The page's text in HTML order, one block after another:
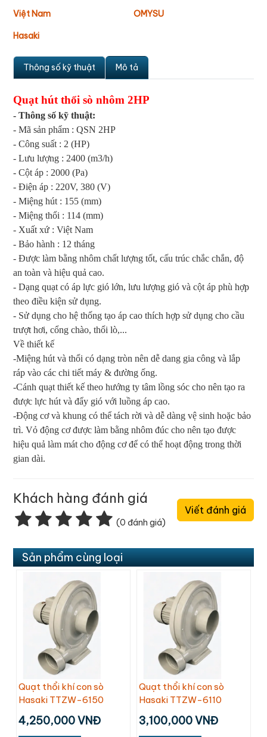
Việt Nam OMYSU
Hasaki
Thông số kỹ thuật Mô tả
Quạt hút thổi sò nhôm 2HP
- Thông số kỹ thuật:
- Mã sản phẩm : QSN 2HP
- Công suất : 2 (HP)
- Lưu lượng : 2400 (m3/h)
- Cột áp : 2000 (Pa)
- Điện áp : 220V, 380 (V)
- Miệng hút : 155 (mm)
- Miệng thổi : 114 (mm)
- Xuất xứ : Việt Nam
- Bảo hành : 12 tháng
- Được làm bằng nhôm chất lượng tốt, cấu trúc chắc chắn, độ
an toàn và hiệu quả cao.
- Dạng quạt có áp lực gió lớn, lưu lượng gió và cột áp phù hợp
theo điều kiện sử dụng.
- Sử dụng cho hệ thống tạo áp cao thích hợp sử dụng cho cầu
trượt hơi, cổng chào, thổi lò,...
Về thiết kế
-Miệng hút và thổi có dạng tròn nên dễ dang gia công và lắp
ráp vào các chi tiết máy & đường ống.
-Cánh quạt thiết kế theo hướng ty tâm lồng sóc cho nên tạo ra
được lực hút và đẩy gió với luồng áp cao.
-Động cơ và khung có thể tách rời và dễ dàng vệ sinh hoặc bảo
trì. Vỏ động cơ được làm bằng nhôm đúc cho nên tạo được
hiệu quả làm mát cho động cơ để có thể hoạt động trong thời
gian dài.
Khách hàng đánh giá
(0 đánh giá)
Viết đánh giá
Sản phẩm cùng loại
Quạt thổi khí con sò
Hasaki TTZW-6150
4,250,000 VNĐ
Quạt thổi khí con sò
Hasaki TTZW-6110
3,100,000 VNĐ